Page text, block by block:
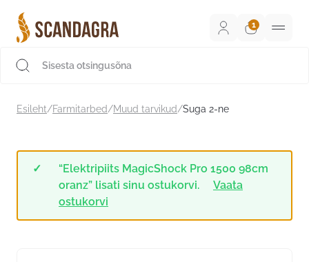
sisu
juurde
Esileht/Farmitarbed/Muud tarvikud/Suga 2-ne
“Elektripiits MagicShock Pro 1500 98cm
oranz” lisati sinu ostukorvi.
Vaata
ostukorvi